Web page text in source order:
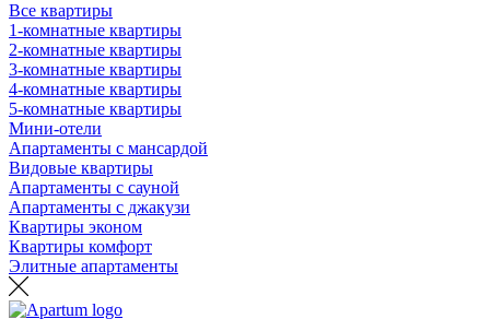
Все квартиры
1-комнатные квартиры
2-комнатные квартиры
3-комнатные квартиры
4-комнатные квартиры
5-комнатные квартиры
Мини-отели
Апартаменты с мансардой
Видовые квартиры
Апартаменты с сауной
Апартаменты с джакузи
Квартиры эконом
Квартиры комфорт
Элитные апартаменты